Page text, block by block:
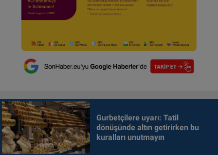
Gurbetçilere uyarı: Tatil
dönüşünde altın getirirken bu
kuralları unutmayın